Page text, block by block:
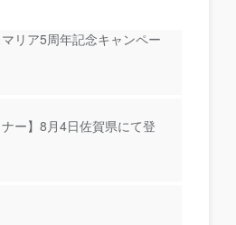
マリア5周年記念キャンペー
ナー】8月4日佐賀県にて登